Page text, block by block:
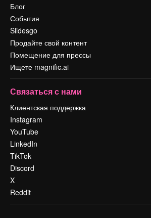
Блог
События
Slidesgo
Продайте свой контент
Помещение для прессы
Ищете magnific.ai
Связаться с нами
Клиентская поддержка
Instagram
YouTube
LinkedIn
TikTok
Discord
X
Reddit